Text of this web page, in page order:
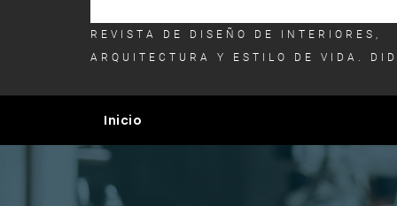
REVISTA DE DISEÑO DE INTERIORES,
ARQUITECTURA Y ESTILO DE VIDA. DID
Inicio